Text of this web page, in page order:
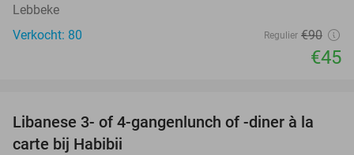
Lebbeke
Verkocht: 80
Regulier €90
€45
44%
Libanese 3- of 4-gangenlunch of -diner à la
carte bij Habibii